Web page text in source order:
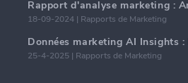
18-09-2024 | Rapports de Marketing
25-4-2025 | Rapports de Marketing